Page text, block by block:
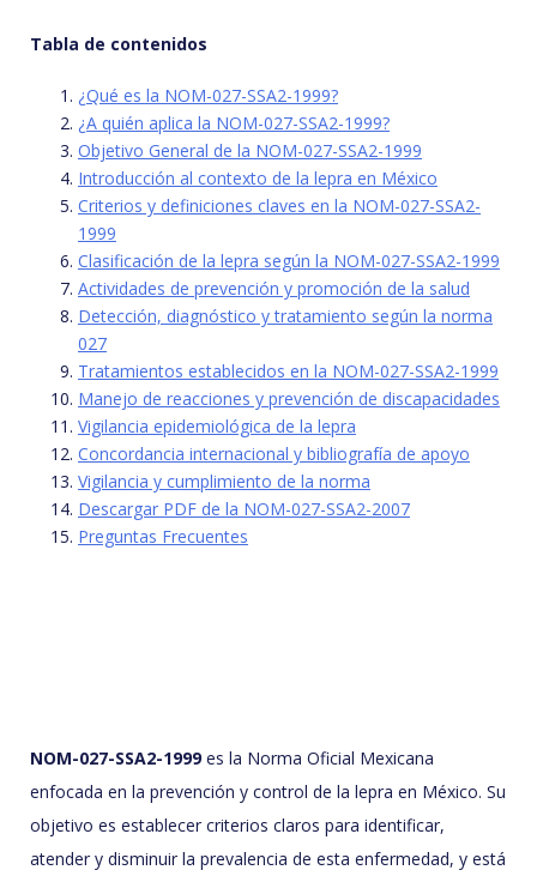
Tabla de contenidos
¿Qué es la NOM-027-SSA2-1999?
¿A quién aplica la NOM-027-SSA2-1999?
Objetivo General de la NOM-027-SSA2-1999
Introducción al contexto de la lepra en México
Criterios y definiciones claves en la NOM-027-SSA2-
1999
Clasificación de la lepra según la NOM-027-SSA2-1999
Actividades de prevención y promoción de la salud
Detección, diagnóstico y tratamiento según la norma
027
Tratamientos establecidos en la NOM-027-SSA2-1999
Manejo de reacciones y prevención de discapacidades
Vigilancia epidemiológica de la lepra
Concordancia internacional y bibliografía de apoyo
Vigilancia y cumplimiento de la norma
Descargar PDF de la NOM-027-SSA2-2007
Preguntas Frecuentes
NOM-027-SSA2-1999es la Norma Oficial Mexicana
enfocada en la prevención y control de la lepra en México. Su
objetivo es establecer criterios claros para identificar,
atender y disminuir la prevalencia de esta enfermedad, y está